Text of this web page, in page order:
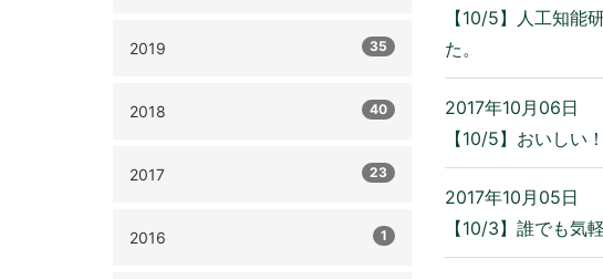
【10/5】人工知能
た。
2017年10月06日
【10/5】おいしい
2017年10月05日
【10/3】誰でも気
2019 35
2018 40
2017 23
2016 1